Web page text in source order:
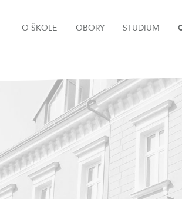
O ŠKOLE OBORY STUDIUM